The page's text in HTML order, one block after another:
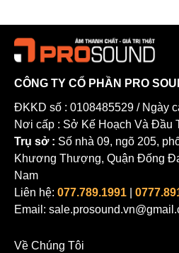
Chất lượng âm thanh nhất quán
chuyển lệch trục)
Xử lý mức áp suất âm thanh cao
Vỏ kim loại chắc chắn.
Sản xuất tại Châu Âu (Đức).
CÔNG TY CỔ PHẦN PRO
ĐKKD số : 0108485529 / Ngày
Nơi cấp : Sở Kế Hoạch Và Đầu
Trụ sở : Số nhà 09, ngõ 205,
Khương Thượng, Quận Đống
Nam
Liên hệ: 077.789.1991
Email:
Về Chúng Tôi